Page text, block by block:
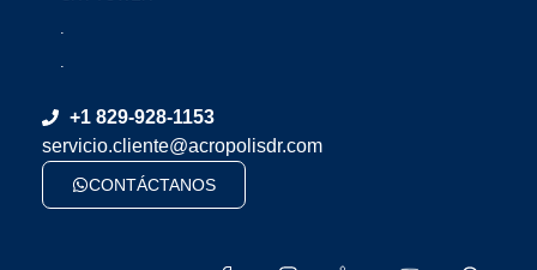
+1 829-928-1153
servicio.cliente@acropolisdr.com
CONTÁCTANOS